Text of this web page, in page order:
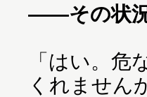
――その状
「はい。
くれません